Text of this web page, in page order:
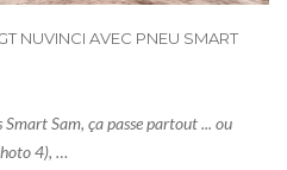
NUVINCI AVEC PNEU SMART
Smart Sam, ça passe partout ... ou
4), …